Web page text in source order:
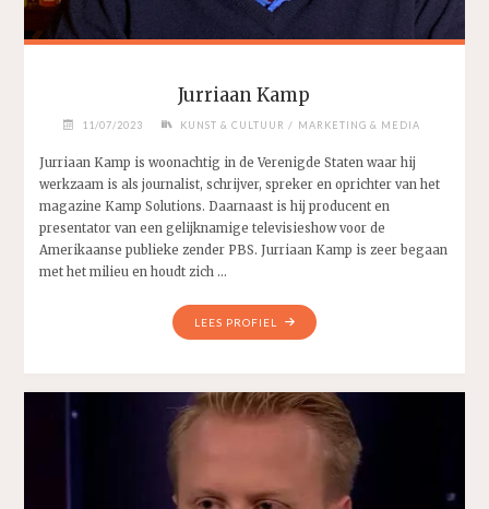
Jurriaan Kamp
11/07/2023 KUNST & CULTUUR / MARKETING & MEDIA
Jurriaan Kamp is woonachtig in de Verenigde Staten waar hij
werkzaam is als journalist, schrijver, spreker en oprichter van het
magazine Kamp Solutions. Daarnaast is hij producent en
presentator van een gelijknamige televisieshow voor de
Amerikaanse publieke zender PBS. Jurriaan Kamp is zeer begaan
met het milieu en houdt zich …
LEES PROFIEL
"JURRIAAN
KAMP"